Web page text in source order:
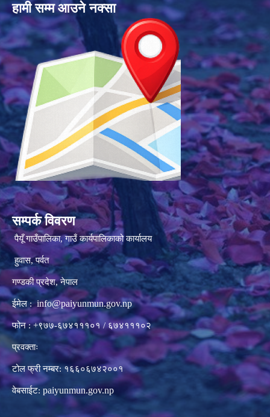
हामी सम्म आउने नक्सा
सम्पर्क विवरण
पैयूँ गाउँपालिका, गाउँ कार्यपालिकाको कार्यालय
हुवास, पर्वत
गण्डकी प्रदेश, नेपाल
ईमेल : info@paiyunmun.gov.np
फोन : +९७७-६७४१११०१ / ६७४१११०२
प्रवक्ताः
टोल फ्री नम्बर: १६६०६७४२००१
वेबसाईट: paiyunmun.gov.np